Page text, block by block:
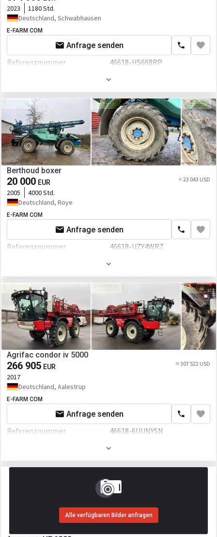
2023
1180 Std.
Deutschland, Schwabhausen
E-FARM COM
Anfrage senden
Referenznummer
46618-HS668RP
8000 L
Berthoud boxer
20 000 EUR ≈ 23 043 USD
2005
4000 Std.
Deutschland, Roye
E-FARM COM
Anfrage senden
Referenznummer
46618-UZY4WRZ
3000 L
Max. Geschwindigkeit
Agrifac condor iv 5000
266 905 EUR ≈ 307 522 USD
2017
Deutschland, Aalestrup
E-FARM COM
Anfrage senden
Referenznummer
46618-6UUNYSN
1180 mm
Alle verfügbaren Bilder anfragen